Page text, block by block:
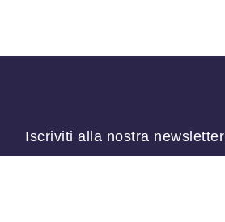
Iscriviti alla nostra newsletter